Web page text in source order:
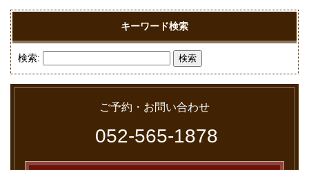
キーワード検索
検索:
ご予約・お問い合わせ
052-565-1878